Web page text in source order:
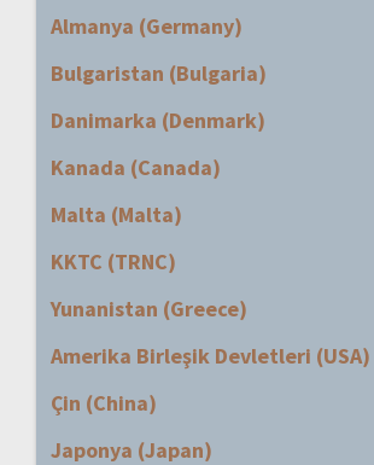
Almanya (Germany)
Bulgaristan (Bulgaria)
Danimarka (Denmark)
Kanada (Canada)
Malta (Malta)
KKTC (TRNC)
Yunanistan (Greece)
Amerika Birleşik Devletleri (USA)
Çin (China)
Japonya (Japan)